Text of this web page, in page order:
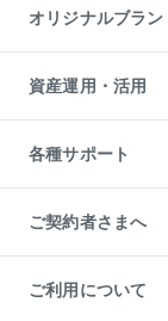
アパート経営
収益物件
ビル購入（ビル一棟）
投資用不動産の売却査
事業用不動産の売却
マンションライブラ
人気マンションラン
暮らしに役立つ不動
不動産相場・不動産
不動産コラム・ニュ
不動産用語集
不動産なんでもネッ
住まいの税金
オリジナルブラン
一棟リノベーション
L`GENTE（ルジェン
区分リノベーション
投資用一棟レジデン
不動産小口投資
LEGACIA（レガシア）
資産運用・活用
不動産M&A
アセットマネジメン
各種サポート
相続サポート
リフォームサポート
ご契約者さまへ
ご紹介・再契約特典
入居者様専用-各種ご
ご利用について